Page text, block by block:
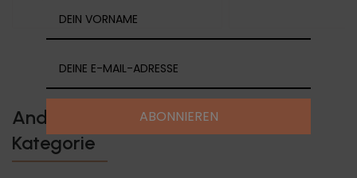
Andere Produkte in der gleichen
Kategorie
ABONNIEREN